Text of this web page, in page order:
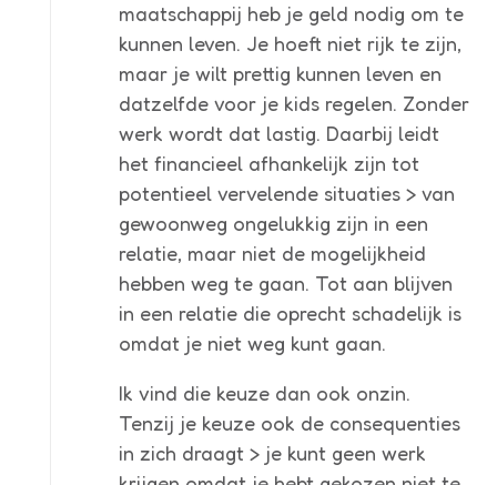
maatschappij heb je geld nodig om te
kunnen leven. Je hoeft niet rijk te zijn,
maar je wilt prettig kunnen leven en
datzelfde voor je kids regelen. Zonder
werk wordt dat lastig. Daarbij leidt
het financieel afhankelijk zijn tot
potentieel vervelende situaties > van
gewoonweg ongelukkig zijn in een
relatie, maar niet de mogelijkheid
hebben weg te gaan. Tot aan blijven
in een relatie die oprecht schadelijk is
omdat je niet weg kunt gaan.
Ik vind die keuze dan ook onzin.
Tenzij je keuze ook de consequenties
in zich draagt > je kunt geen werk